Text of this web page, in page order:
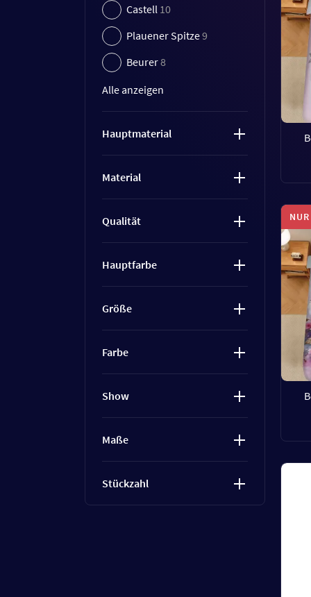
Castell 10
Plauener Spitze9
Beurer8
Alle anzeigen
Hauptmaterial
Material
Qualität
Hauptfarbe
Größe
Farbe
Show
Maße
Stückzahl